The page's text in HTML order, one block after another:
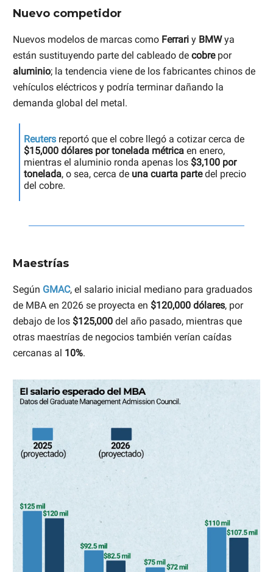
Nuevo competidor
Nuevos modelos de marcas como Ferrari y BMWya
están sustituyendo parte del cableado de cobre por
aluminio; la tendencia viene de los fabricantes chinos de
vehículos eléctricos y podría terminar dañando la
demanda global del metal.
Reuters reportó que el cobre llegó a cotizar cerca de
$15,000 dólares por tonelada métrica en enero,
mientras el aluminio ronda apenas los $3,100 por
tonelada, o sea, cerca de una cuarta partedel precio
del cobre.
Maestrías
Según GMAC, el salario inicial mediano para graduados
de MBA en 2026 se proyecta en $120,000 dólares, por
debajo de los $125,000 del año pasado, mientras que
otras maestrías de negocios también verían caídas
cercanas al 10%.